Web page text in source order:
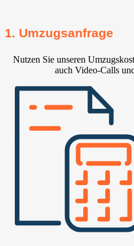
1. Umzugsanfrage
Nutzen Sie unseren
auch Video-Calls